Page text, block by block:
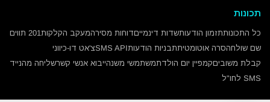
תכונות
כל התכונותתזמון הודעותשדות דינמייםדוחות מסירהמעקב הקלקות201 תווים
שם שולחהסרה אוטומטיתתבניות הודעותSMS APIצ'אט דו-כיווני
קבלת משוביםקמפיין יום הולדתמשתמשי משנהייבוא אנשי קשרשליחה מהנייד
SMS לחו"ל